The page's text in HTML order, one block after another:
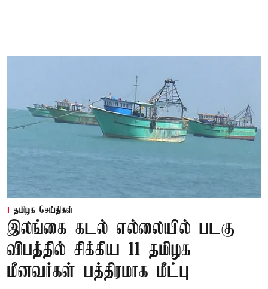
தமிழக செய்திகள்
இலங்கை கடல் எல்லையில் படகு
விபத்தில் சிக்கிய 11 தமிழக
மீனவர்கள் பத்திரமாக மீட்பு